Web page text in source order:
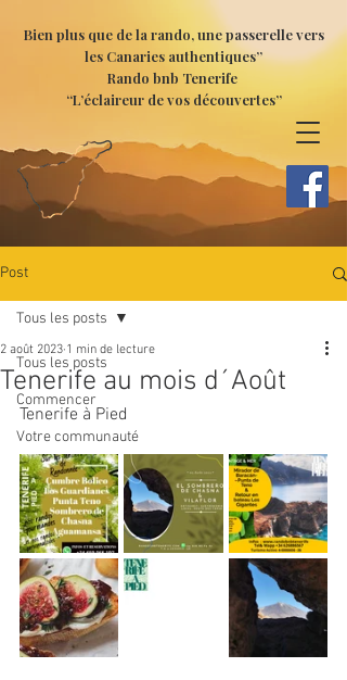
Bien plus que de la rando, une passerelle vers
les Canaries authentiques”
Rando bnb Tenerife
“L’éclaireur de vos découvertes”
Post
Tous les posts
Commencer
Votre communauté
Tous les posts
Tenerife au mois d´Août
2 août 2023 1 min de lecture
Tenerife à Pied